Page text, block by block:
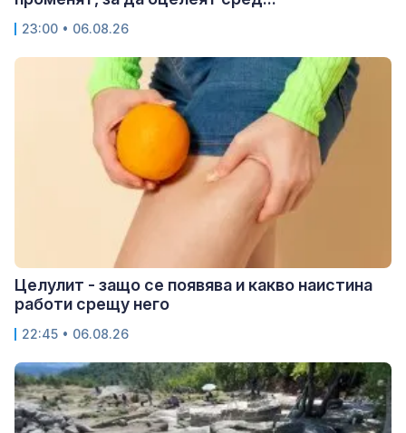
23:00 • 06.08.26
Целулит - защо се появява и какво наистина
работи срещу него
22:45 • 06.08.26